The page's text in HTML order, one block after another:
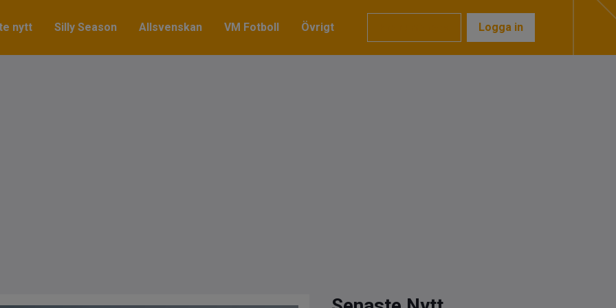
nytt Silly Season Allsvenskan VM Fotboll Övrigt Logga in